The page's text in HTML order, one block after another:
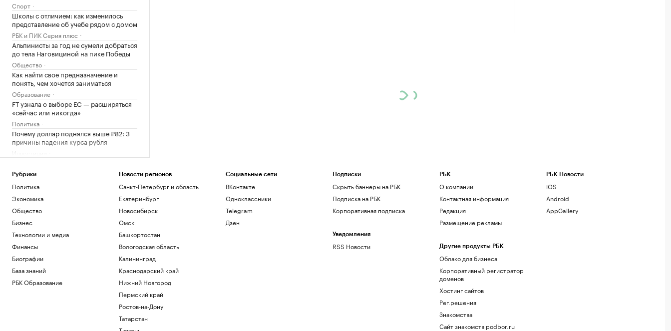
Спорт
Школы с отличием: как изменилось
представление об учебе рядом с домом
РБК и ПИК Серия плюс
Альпинисты за год не сумели добраться
до тела Наговициной на пике Победы
Общество
Как найти свое предназначение и
понять, чем хочется заниматься
Образование
FT узнала о выборе ЕС — расширяться
«сейчас или никогда»
Политика
Почему доллар поднялся выше ₽82: 3
причины падения курса рубля
Инвестиции
с членами Совбеза
Путин поговорил по телефону с
президентом ОАЭ
Политика
Как выход на фондовый рынок изменил
В обмелевшем Дунае показался
фундамент моста времен Римской
империи. Фото
Общество
Рубрики
Политика
Экономика
Общество
Бизнес
Технологии и медиа
Финансы
Биографии
База знаний
РБК Образование
Новости регионов
Санкт-Петербург и область
Екатеринбург
Новосибирск
Омск
Башкортостан
Вологодская область
Калининград
Краснодарский край
Нижний Новгород
Пермский край
Ростов-на-Дону
Татарстан
Социальные сети
ВКонтакте
Одноклассники
Telegram
Дзен
Подписки
Скрыть баннеры на РБК
Подписка на РБК
Корпоративная подписка
Уведомления
RSS Новости
РБК
О компании
Контактная информация
Редакция
Размещение рекламы
Другие продукты РБК
Облако для бизнеса
Корпоративный регистратор
доменов
Хостинг сайтов
Рег.решения
Знакомства
Сайт знакомств podbor.ru
РБК Новости
iOS
Android
AppGallery